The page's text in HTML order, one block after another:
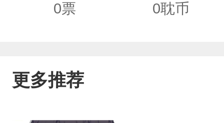
0票 0耽币
更多推荐